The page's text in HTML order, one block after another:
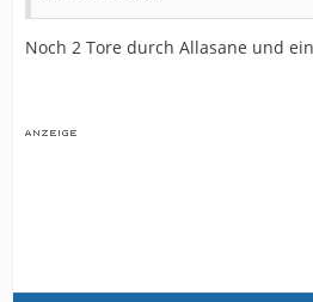
Noch 2 Tore durch Allasane und